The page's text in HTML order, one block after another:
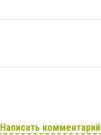
Написать